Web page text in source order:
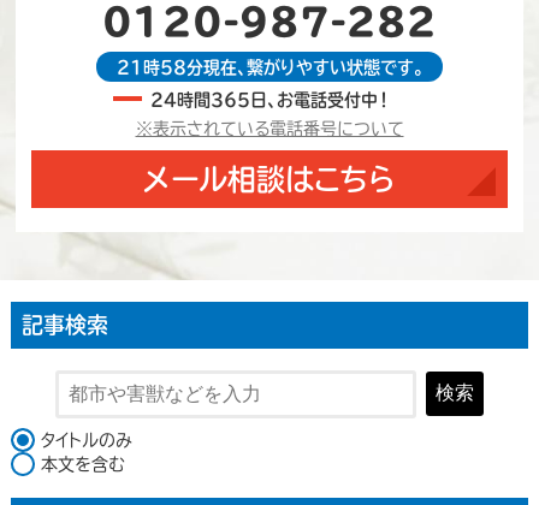
0120-987-282
21時58分現在、繋がりやすい状態です。
24時間365日、お電話受付中！
※表示されている電話番号について
メール相談はこちら
記事検索
検索
検索対象
タイトルのみ
本文を含む